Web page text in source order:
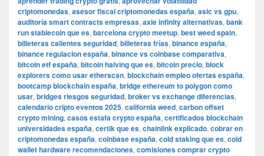
criptomonedas, asesor fiscal criptomonedas españa, asic vs gpu,
auditoría smart contracts empresas, axie infinity alternativas, bank
run stablecoin que es, barcelona crypto meetup, best weed spain,
billeteras calientes seguridad, billeteras frías, binance españa,
binance regulacion españa, binance vs coinbase comparativa,
bitcoin etf españa, bitcoin halving que es, bitcoin precio, block
explorers como usar etherscan, blockchain empleo ofertas españa,
bootcamp blockchain españa, bridge ethereum to polygon como
usar, bridges riesgos seguridad, broker vs exchange diferencias,
calendario cripto eventos 2025, california weed, carbon offset
crypto mining, casos estafa crypto españa, certificados blockchain
universidades españa, certik que es, chainlink explicado, cobrar en
criptomonedas españa, coinbase españa, cold staking que es, cold
wallet hardware recomendaciones, comisiones comprar crypto